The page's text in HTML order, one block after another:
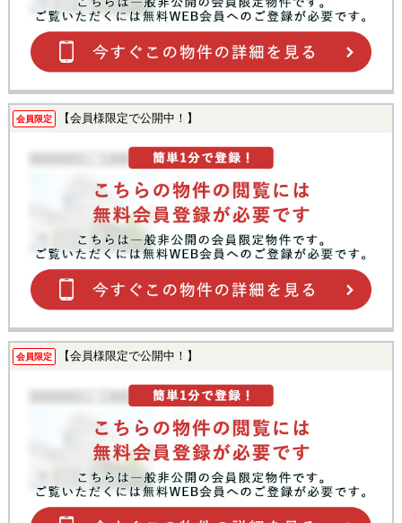
会員限定 【会員様限定で公開中！】
会員限定 【会員様限定で公開中！】